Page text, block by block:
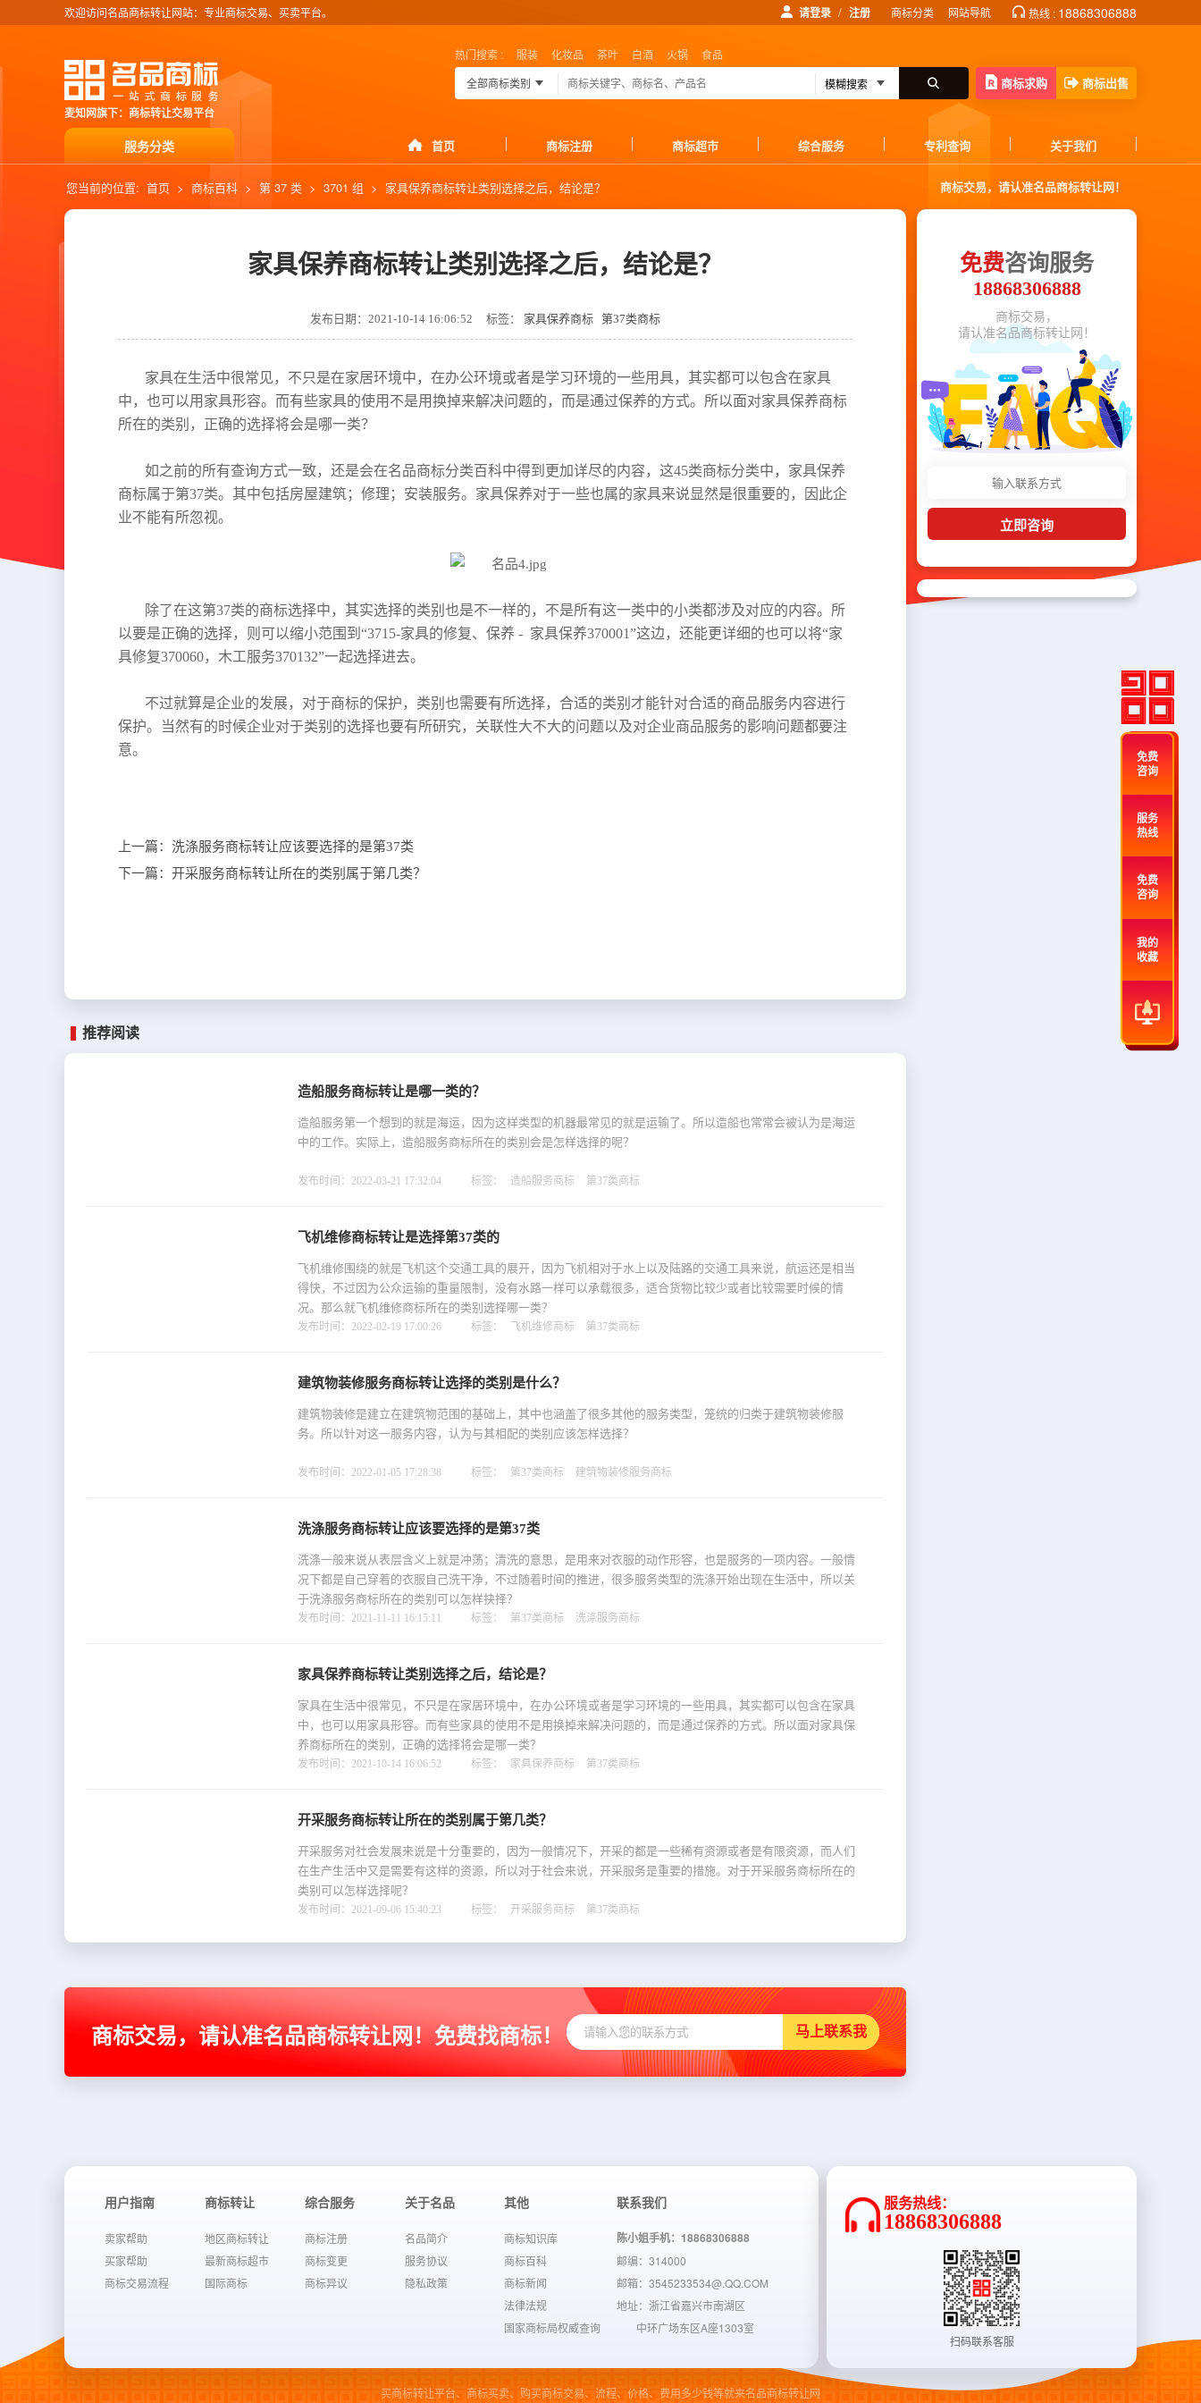
欢迎访问名品商标转让网站：专业商标交易、买卖平台。 请登录 / 注册 商标分类 网站导航 热线 : 18868306888
麦知网旗下：商标转让交易平台
热门搜索 : 服装 化妆品 茶叶 白酒 火锅
食品
全部商标类别
商标求购 商标出售
服务分类 首页 商标注册 商标超市 综合服务 专利查询 关于我们
您当前的位置: 首页 > 商标百科 > 第 37 类 > 3701 组 > 家具保养商标转让类别选择之后，结论是？ 商标交易，请认准名品商标转让网！
家具保养商标转让类别选择之后，结论是？
发布日期：2021-10-14 16:06:52 标签： 家具保养商标 第37类商标
家具在生活中很常见，不只是在家居环境中，在办公环境或者是学习环境的一些用具，其实都可以包含在家具
中，也可以用家具形容。而有些家具的使用不是用换掉来解决问题的，而是通过保养的方式。所以面对家具保养商标
所在的类别，正确的选择将会是哪一类？
如之前的所有查询方式一致，还是会在名品商标分类百科中得到更加详尽的内容，这45类商标分类中，家具保养
商标属于第37类。其中包括房屋建筑；修理；安装服务。家具保养对于一些也属的家具来说显然是很重要的，因此企
业不能有所忽视。
除了在这第37类的商标选择中，其实选择的类别也是不一样的，不是所有这一类中的小类都涉及对应的内容。所
以要是正确的选择，则可以缩小范围到“3715-家具的修复、保养 - 家具保养370001”这边，还能更详细的也可以将“家
具修复370060，木工服务370132”一起选择进去。
不过就算是企业的发展，对于商标的保护，类别也需要有所选择，合适的类别才能针对合适的商品服务内容进行
保护。当然有的时候企业对于类别的选择也要有所研究，关联性大不大的问题以及对企业商品服务的影响问题都要注
意。
上一篇： 洗涤服务商标转让应该要选择的是第37类
下一篇： 开采服务商标转让所在的类别属于第几类？
造船服务商标转让是哪一类的？
造船服务第一个想到的就是海运，因为这样类型的机器最常见的就是运输了。所以造船也常常会被认为是海运
中的工作。实际上，造船服务商标所在的类别会是怎样选择的呢？
发布时间：2022-03-21 17:32:04 标签： 造船服务商标 第37类商标
飞机维修商标转让是选择第37类的
飞机维修围绕的就是飞机这个交通工具的展开，因为飞机相对于水上以及陆路的交通工具来说，航运还是相当
得快，不过因为公众运输的重量限制，没有水路一样可以承载很多，适合货物比较少或者比较需要时候的情
况。那么就飞机维修商标所在的类别选择哪一类？
发布时间：2022-02-19 17:00:26 标签： 飞机维修商标 第37类商标
建筑物装修服务商标转让选择的类别是什么？
建筑物装修是建立在建筑物范围的基础上，其中也涵盖了很多其他的服务类型，笼统的归类于建筑物装修服
务。所以针对这一服务内容，认为与其相配的类别应该怎样选择？
发布时间：2022-01-05 17:28:38 标签： 第37类商标 建筑物装修服务商标
洗涤服务商标转让应该要选择的是第37类
洗涤一般来说从表层含义上就是冲荡；清洗的意思，是用来对衣服的动作形容，也是服务的一项内容。一般情
况下都是自己穿着的衣服自己洗干净，不过随着时间的推进，很多服务类型的洗涤开始出现在生活中，所以关
于洗涤服务商标所在的类别可以怎样抉择？
发布时间：2021-11-11 16:15:11 标签： 第37类商标 洗涤服务商标
家具保养商标转让类别选择之后，结论是？
家具在生活中很常见，不只是在家居环境中，在办公环境或者是学习环境的一些用具，其实都可以包含在家具
中，也可以用家具形容。而有些家具的使用不是用换掉来解决问题的，而是通过保养的方式。所以面对家具保
养商标所在的类别，正确的选择将会是哪一类？
发布时间：2021-10-14 16:06:52 标签： 家具保养商标 第37类商标
开采服务商标转让所在的类别属于第几类？
开采服务对社会发展来说是十分重要的，因为一般情况下，开采的都是一些稀有资源或者是有限资源，而人们
在生产生活中又是需要有这样的资源，所以对于社会来说，开采服务是重要的措施。对于开采服务商标所在的
类别可以怎样选择呢？
发布时间：2021-09-06 15:40:23 标签： 开采服务商标 第37类商标
推荐阅读
商标交易，请认准名品商标转让网！免费找商标！ 马上联系我
免费咨询服务
18868306888
商标交易，
请认准名品商标转让网！
立即咨询
用户指南
卖家帮助
买家帮助
商标交易流程
商标转让
地区商标转让
最新商标超市
国际商标
综合服务
商标注册
商标变更
商标异议
关于名品
名品简介
服务协议
隐私政策
其他
商标知识库
商标百科
商标新闻
法律法规
国家商标局权威查询
联系我们
陈小姐手机：18868306888
邮编：314000
邮箱：3545233534@.QQ.COM
地址：浙江省嘉兴市南湖区
中环广场东区A座1303室
服务热线：
18868306888
扫码联系客服
买商标转让平台、商标买卖、购买商标交易、流程、价格、费用多少钱等就来名品商标转让网
免费
咨询
服务
热线
免费
咨询
我的
收藏